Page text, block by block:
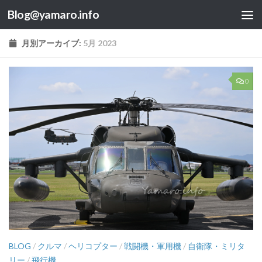
コンテンツへスキップ
Blog@yamaro.info
月別アーカイブ: 5月 2023
0
BLOG / クルマ /ヘリコプター /戦闘機・軍用機 / 自衛隊・ミリタ
リー /飛行機